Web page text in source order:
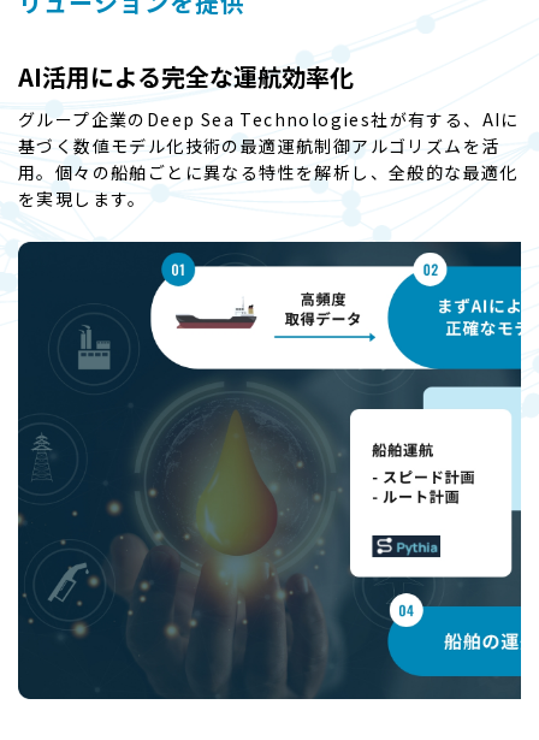
AI活用による完全な運航効率化
グループ企業のDeep Sea Technologies社が有する、AIに
基づく数値モデル化技術の最適運航制御アルゴリズムを活
用。個々の船舶ごとに異なる特性を解析し、全般的な最適化
を実現します。